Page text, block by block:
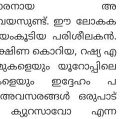
അ
വയസുണ്ട്. ഈ ലോകക
പരിശീലകൻ.
കൊറിയ, റഷ്യ എ
യൂറോപ്പിലെ
ഇദ്ദേഹം പ
അവസരങ്ങൾ ഒരുപാട്
ക്യുറസാവോ എന്ന